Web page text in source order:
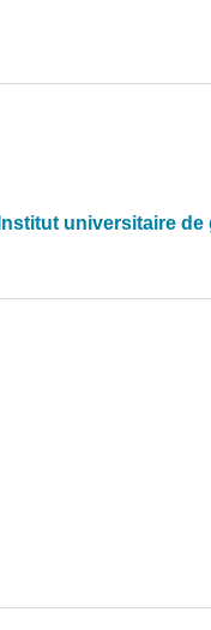
Institut universitaire de